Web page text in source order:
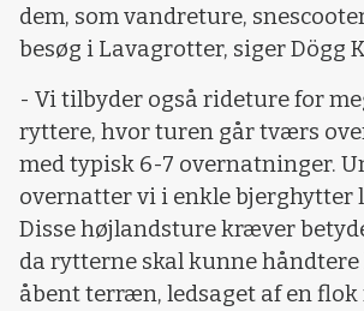
dem, som vandreture,
besøg i Lavagrotter, siger Dögg
- Vi tilbyder også rideture for
ryttere, hvor turen går tværs
med typisk 6-7 overnatninger.
overnatter vi i enkle bjerghytter
Disse højlandsture kræver
da rytterne skal kunne håndtere
åbent terræn, ledsaget af en